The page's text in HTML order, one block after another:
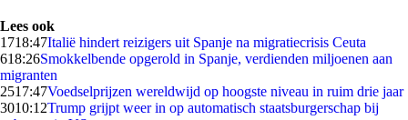
Lees ook
1718:47Italië hindert reizigers uit Spanje na migratiecrisis Ceuta
618:26Smokkelbende opgerold in Spanje, verdienden miljoenen aan
migranten
2517:47Voedselprijzen wereldwijd op hoogste niveau in ruim drie jaar
3010:12Trump grijpt weer in op automatisch staatsburgerschap bij